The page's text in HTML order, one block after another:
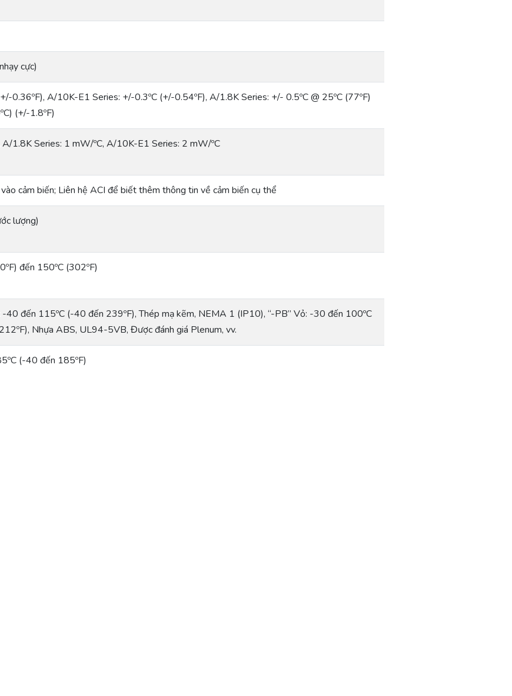
cực)
0.36ºF), A/10K-E1 Series: +/-0.3ºC (+/-0.54ºF), A/1.8K Series: +/- 0.5ºC @ 25ºC (77ºF)
(+/-1.8ºF)
A/1.8K Series: 1 mW/ºC, A/10K-E1 Series: 2 mW/ºC
cảm biến; Liên hệ ACI để biết thêm thông tin về cảm biến cụ thể
lượng)
đến 150ºC (302ºF)
-40 đến 115ºC (-40 đến 239ºF), Thép mạ kẽm, NEMA 1 (IP10), “-PB” Vỏ: -30 đến 100ºC
Nhựa ABS, UL94-5VB, Được đánh giá Plenum, vv.
(-40 đến 185ºF)